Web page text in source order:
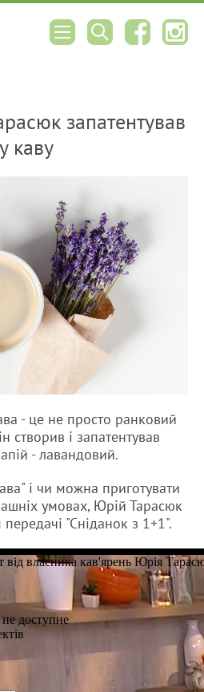
запатентував
каву
- це не просто ранковий
створив і запатентував
- лавандовий.
і чи можна приготувати
умовах, Юрій Тарасюк
"Сніданок з 1+1".